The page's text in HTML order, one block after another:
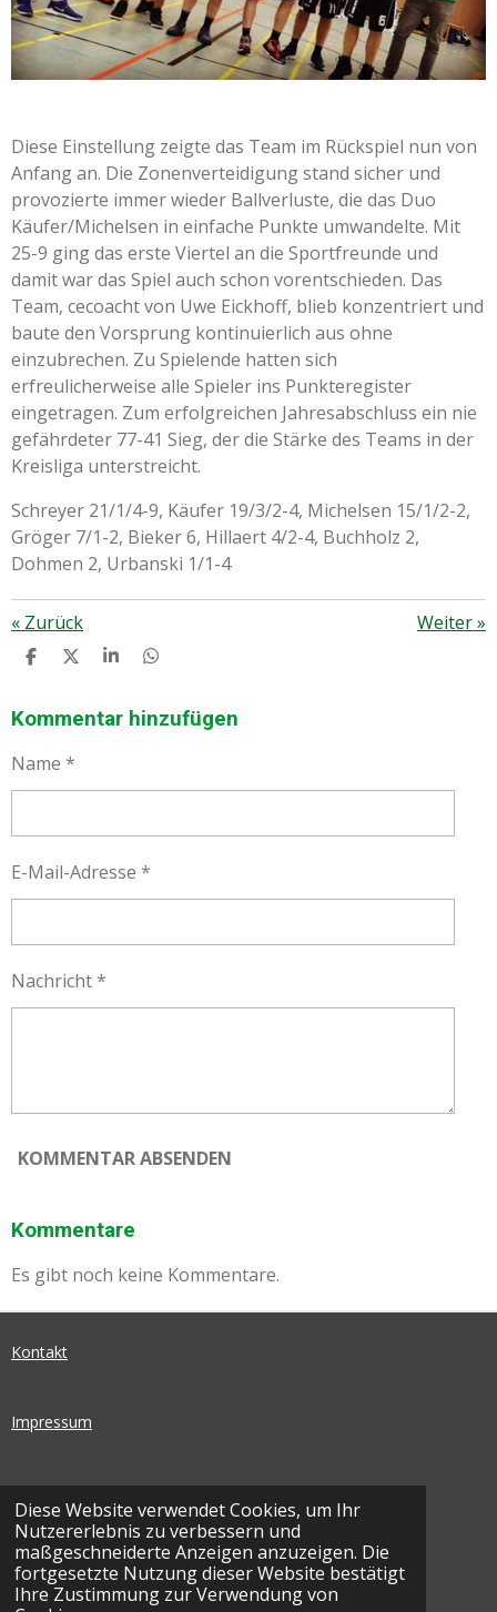
Diese Website verwendet Cookies, um Ihr
Nutzererlebnis zu verbessern und
maßgeschneiderte Anzeigen anzuzeigen. Die
fortgesetzte Nutzung dieser Website bestätigt
Ihre Zustimmung zur Verwendung von
Diese Einstellung zeigte das Team im Rückspiel nun von
Anfang an. Die Zonenverteidigung stand sicher und
provozierte immer wieder Ballverluste, die das Duo
Käufer/Michelsen in einfache Punkte umwandelte. Mit
25-9 ging das erste Viertel an die Sportfreunde und
damit war das Spiel auch schon vorentschieden. Das
Team, cecoacht von Uwe Eickhoff, blieb konzentriert und
baute den Vorsprung kontinuierlich aus ohne
einzubrechen. Zu Spielende hatten sich
erfreulicherweise alle Spieler ins Punkteregister
eingetragen. Zum erfolgreichen Jahresabschluss ein nie
gefährdeter 77-41 Sieg, der die Stärke des Teams in der
Kreisliga unterstreicht.
Schreyer 21/1/4-9, Käufer 19/3/2-4, Michelsen 15/1/2-2,
Gröger 7/1-2, Bieker 6, Hillaert 4/2-4, Buchholz 2,
Dohmen 2, Urbanski 1/1-4
« Zurück Weiter»
T
L
T
L
T
L
T
L
Kommentar hinzufügen
Name *
E-Mail-Adresse *
Nachricht *
KOMMENTAR ABSENDEN
Kommentare
Es gibt noch keine Kommentare.
Kontakt
Impressum
Datenschutz
I
N
S
F
A
C
© 2026 SEG Basketball | Ohnegleichen - SEG